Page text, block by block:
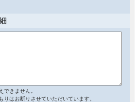
きません。
はお断りさせていただいています。